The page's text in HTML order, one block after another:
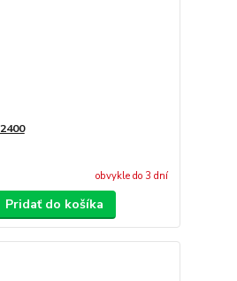
obvykle do 3 dní
Pridať do košíka